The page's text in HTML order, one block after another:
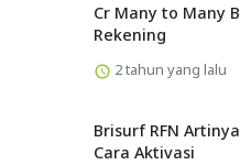
Cr Many to Many
Rekening
2 tahun yang lalu
Brisurf RFN
Cara Aktivasi